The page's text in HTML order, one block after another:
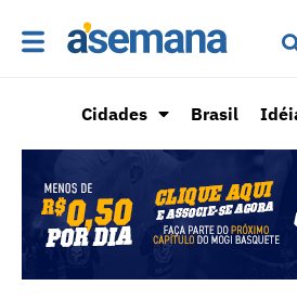
Cidades Brasil